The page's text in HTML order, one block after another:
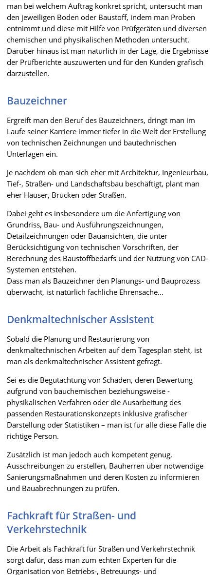
man bei welchem Auftrag konkret spricht, untersucht man
den jeweiligen Boden oder Baustoff, indem man Proben
entnimmt und diese mit Hilfe von Prüfgeräten und diversen
chemischen und physikalischen Methoden untersucht.
Darüber hinaus ist man natürlich in der Lage, die Ergebnisse
der Prüfberichte auszuwerten und für den Kunden grafisch
darzustellen.
Bauzeichner
Ergreift man den Beruf des Bauzeichners, dringt man im
Laufe seiner Karriere immer tiefer in die Welt der Erstellung
von technischen Zeichnungen und bautechnischen
Unterlagen ein.
Je nachdem ob man sich eher mit Architektur, Ingenieurbau,
Tief-, Straßen- und Landschaftsbau beschäftigt, plant man
eher Häuser, Brücken oder Straßen.
Dabei geht es insbesondere um die Anfertigung von
Grundriss, Bau- und Ausführungszeichnungen,
Detailzeichnungen oder Bauansichten, die unter
Berücksichtigung von technischen Vorschriften, der
Berechnung des Baustoffbedarfs und der Nutzung von CAD-
Systemen entstehen.
Dass man als Bauzeichner den Planungs- und Bauprozess
überwacht, ist natürlich fachliche Ehrensache…
Denkmaltechnischer Assistent
Sobald die Planung und Restaurierung von
denkmaltechnischen Arbeiten auf dem Tagesplan steht, ist
man als denkmaltechnischer Assistent gefragt.
Sei es die Begutachtung von Schäden, deren Bewertung
aufgrund von bauchemischen beziehungsweise -
physikalischen Verfahren oder die Ausarbeitung des
passenden Restaurationskonzepts inklusive grafischer
Darstellung oder Statistiken – man ist für alle diese Fälle die
richtige Person.
Zusätzlich ist man jedoch auch kompetent genug,
Ausschreibungen zu erstellen, Bauherren über notwendige
Sanierungsmaßnahmen und deren Kosten zu informieren
und Bauabrechnungen zu prüfen.
Fachkraft für Straßen- und
Verkehrstechnik
Die Arbeit als Fachkraft für Straßen und Verkehrstechnik
sorgt dafür, dass man zum echten Experten für die
Organisation von Betriebs-, Betreuungs- und